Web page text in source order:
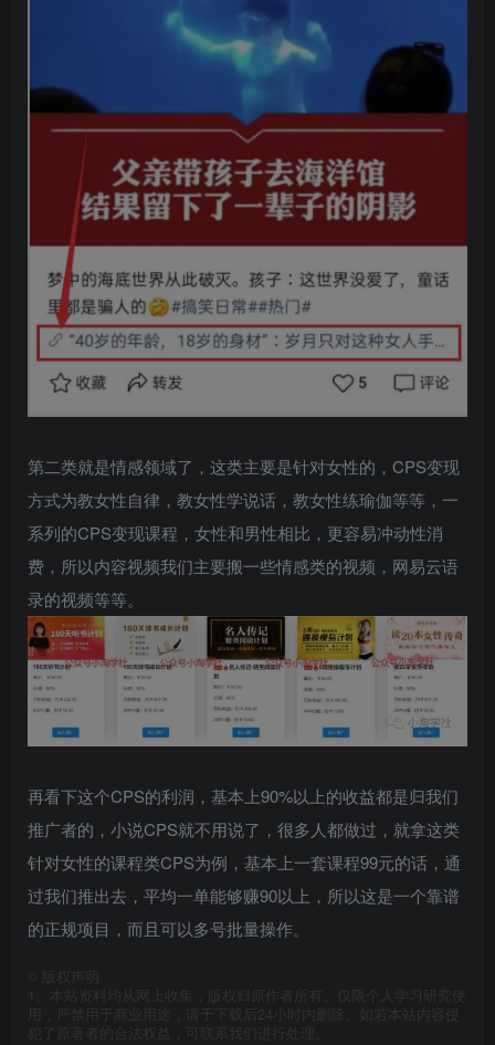
第二类就是情感领域了，这类主要是针对女性的，CPS变现
方式为教女性自律，教女性学说话，教女性练瑜伽等等，一
系列的CPS变现课程，女性和男性相比，更容易冲动性消
费，所以内容视频我们主要搬一些情感类的视频，网易云语
录的视频等等。
再看下这个CPS的利润，基本上90%以上的收益都是归我们
推广者的，小说CPS就不用说了，很多人都做过，就拿这类
针对女性的课程类CPS为例，基本上一套课程99元的话，通
过我们推出去，平均一单能够赚90以上，所以这是一个靠谱
的正规项目，而且可以多号批量操作。
版权声明
1、本站资料均从网上收集，版权归原作者所有。仅限个人学习研究使
用，严禁用于商业用途，请于下载后24小时内删除。如若本站内容侵
犯了原著者的合法权益，可联系我们进行处理。